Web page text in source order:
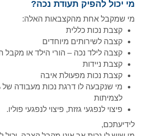
מי יכול להפיק תעודת נכה?
מי שמקבל אחת מהקצבאות האלה:
קצבת נכות כללית
קצבה לשירותים מיוחדים
קצבה לילד נכה – הורי הילד או מקבל
קצבת ניידות
קצבת נכות מפעולת איבה
לצמיתות
פיצוי לנפגעי גזזת, פיצוי לנפגעי פוליו.
לידיעתכם,